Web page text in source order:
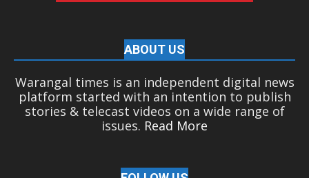
ABOUT US
Warangal times is an independent digital news
platform started with an intention to publish
stories & telecast videos on a wide range of
issues. Read More